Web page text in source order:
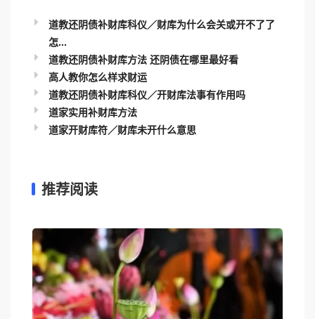
道教还阴债补财库科仪／财库为什么会关或开不了了
怎...
道教还阴债补财库方法 还阴债在哪里最好看
高人教你怎么样求财运
道教还阴债补财库科仪／开财库法事有作用吗
道家实用补财库方法
道家开财库符／财库未开什么意思
推荐阅读